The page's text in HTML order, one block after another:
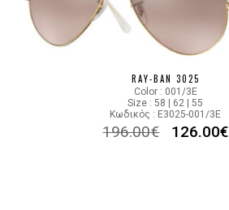
RAY-BAN 3025
Color : 001/3E
Size : 58 | 62 | 55
Κωδικός : E3025-001/3E
196.00€ 126.00€